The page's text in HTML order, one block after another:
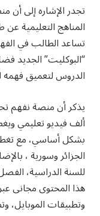
تجدر الإشاره إلى
المناهج التعليمية
تساعد الطالب في
“البوكليت” الجديد
الدروس لتعميق فهمه
يذكر أن منصة نفهم
ألف فيديو تعليمي
بشكل أساسي، مع
الجزائر وسورية ،
للسنة الدراسية،
وتطبيقات الموبايل،